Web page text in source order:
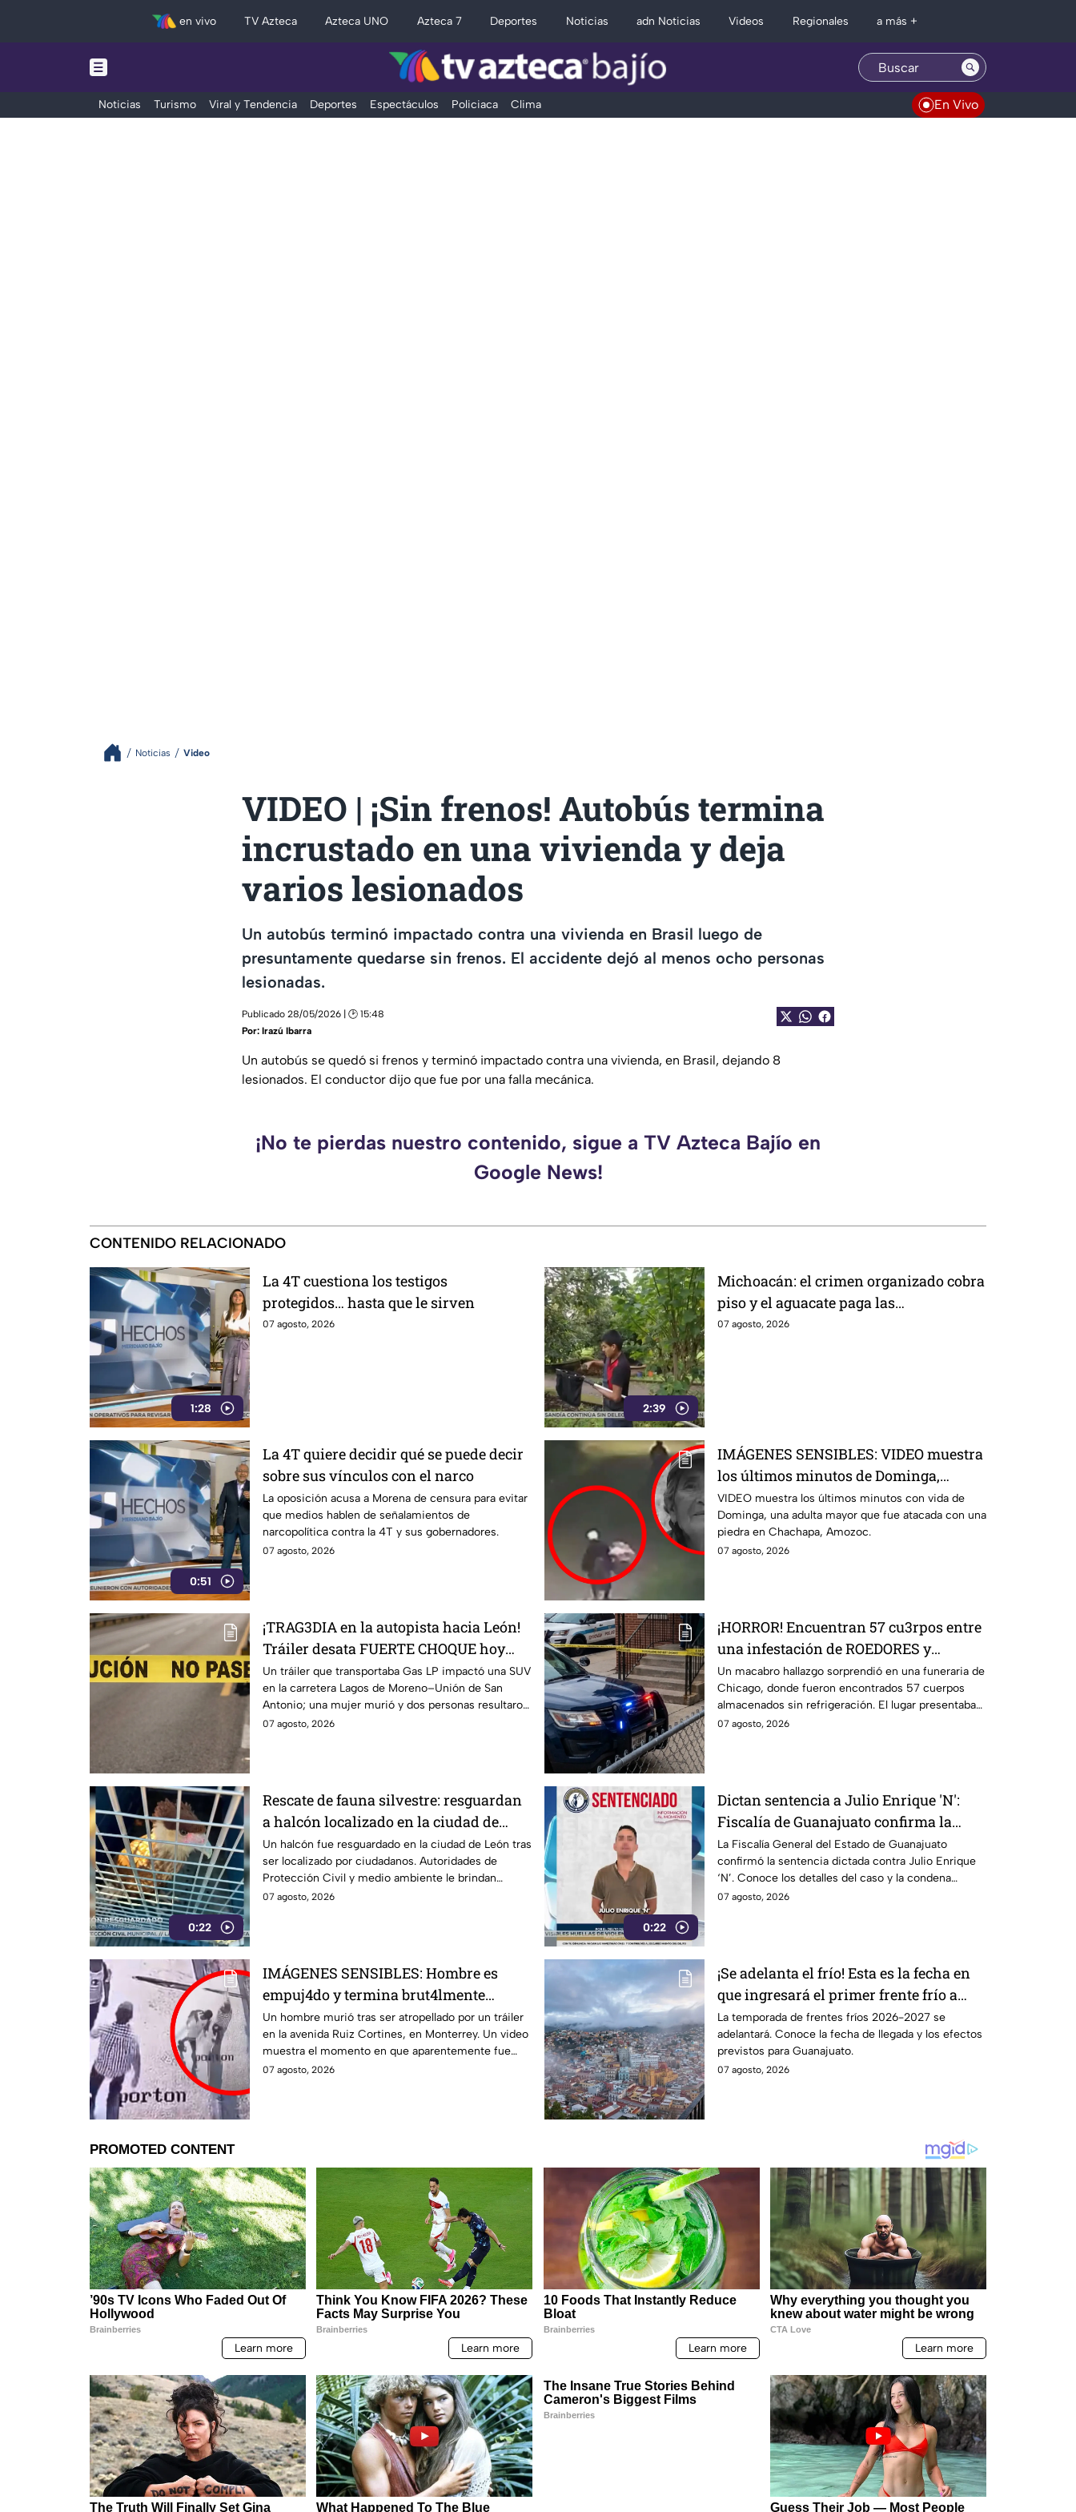
en vivo TV Azteca Azteca UNO Azteca 7 Deportes Noticias adn Noticias Videos Regionales a más +
Noticias Turismo Viral y Tendencia Deportes Espectáculos Policiaca Clima En Vivo
Noticias Video
VIDEO | ¡Sin frenos! Autobús termina
incrustado en una vivienda y deja
varios lesionados
Un autobús terminó impactado contra una vivienda en Brasil luego de
presuntamente quedarse sin frenos. El accidente dejó al menos ocho personas
lesionadas.
Publicado 28/05/2026 | 🕑 15:48
Por: Irazú Ibarra
Un autobús se quedó si frenos y terminó impactado contra una vivienda, en Brasil, dejando 8
lesionados. El conductor dijo que fue por una falla mecánica.
¡No te pierdas nuestro contenido, sigue a TV Azteca Bajío en
Google News!
CONTENIDO RELACIONADO
1:28
La 4T cuestiona los testigos
protegidos… hasta que le sirven
07 agosto, 2026
2:39
Michoacán: el crimen organizado cobra
piso y el aguacate paga las
consecuencias
07 agosto, 2026
0:51
La 4T quiere decidir qué se puede decir
sobre sus vínculos con el narco
La oposición acusa a Morena de censura para evitar
que medios hablen de señalamientos de
narcopolítica contra la 4T y sus gobernadores.
07 agosto, 2026
IMÁGENES SENSIBLES: VIDEO muestra
los últimos minutos de Dominga,
abuelita 4TACADA por 90 pesos en
Amozoc
VIDEO muestra los últimos minutos con vida de
Dominga, una adulta mayor que fue atacada con una
piedra en Chachapa, Amozoc.
07 agosto, 2026
¡TRAG3DIA en la autopista hacia León!
Tráiler desata FUERTE CHOQUE hoy
viernes y una mujer pierde la vida
Un tráiler que transportaba Gas LP impactó una SUV
en la carretera Lagos de Moreno–Unión de San
Antonio; una mujer murió y dos personas resultaron
lesionadas.
07 agosto, 2026
¡HORROR! Encuentran 57 cu3rpos entre
una infestación de ROEDORES y
GUSANOS, dentro de una funeraria
Un macabro hallazgo sorprendió en una funeraria de
Chicago, donde fueron encontrados 57 cuerpos
almacenados sin refrigeración. El lugar presentaba
condiciones inadecuadas.
07 agosto, 2026
0:22
Rescate de fauna silvestre: resguardan
a halcón localizado en la ciudad de
León
Un halcón fue resguardado en la ciudad de León tras
ser localizado por ciudadanos. Autoridades de
Protección Civil y medio ambiente le brindan
atención.
07 agosto, 2026
0:22
Dictan sentencia a Julio Enrique 'N':
Fiscalía de Guanajuato confirma la
condena
La Fiscalía General del Estado de Guanajuato
confirmó la sentencia dictada contra Julio Enrique
‘N’. Conoce los detalles del caso y la condena
impuesta.
07 agosto, 2026
IMÁGENES SENSIBLES: Hombre es
empuj4do y termina brut4lmente
ATROP3LLADO por un tráiler; así
ocurrió la trag3dia
Un hombre murió tras ser atropellado por un tráiler
en la avenida Ruiz Cortines, en Monterrey. Un video
muestra el momento en que aparentemente fue
empujado antes del hecho.
07 agosto, 2026
¡Se adelanta el frío! Esta es la fecha en
que ingresará el primer frente frío a
Guanajuato
La temporada de frentes fríos 2026-2027 se
adelantará. Conoce la fecha de llegada y los efectos
previstos para Guanajuato.
07 agosto, 2026